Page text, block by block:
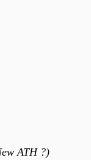
ATH ?)